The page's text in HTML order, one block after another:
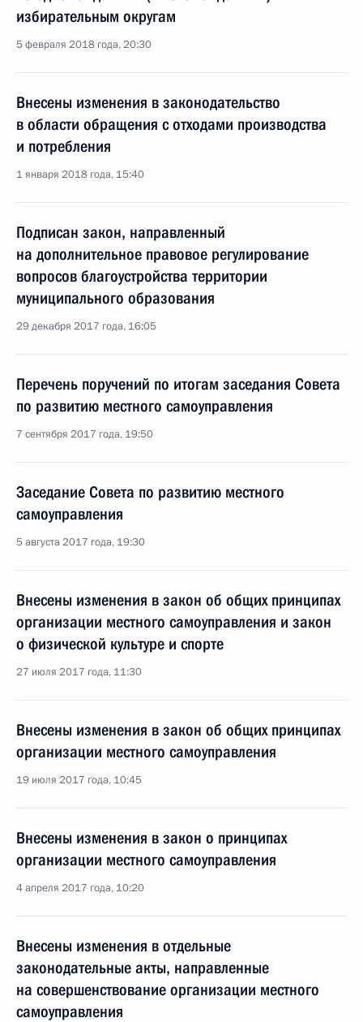
избирательным округам
5 февраля 2018 года, 20:30
Внесены изменения в законодательство
в области обращения с отходами производства
и потребления
1 января 2018 года, 15:40
Подписан закон, направленный
на дополнительное правовое регулирование
вопросов благоустройства территории
муниципального образования
29 декабря 2017 года, 16:05
Перечень поручений по итогам заседания Совета
по развитию местного самоуправления
7 сентября 2017 года, 19:50
Заседание Совета по развитию местного
самоуправления
5 августа 2017 года, 19:30
Внесены изменения в закон об общих принципах
организации местного самоуправления и закон
о физической культуре и спорте
27 июля 2017 года, 11:30
Внесены изменения в закон об общих принципах
организации местного самоуправления
19 июля 2017 года, 10:45
Внесены изменения в закон о принципах
организации местного самоуправления
4 апреля 2017 года, 10:20
Внесены изменения в отдельные
законодательные акты, направленные
на совершенствование организации местного
самоуправления